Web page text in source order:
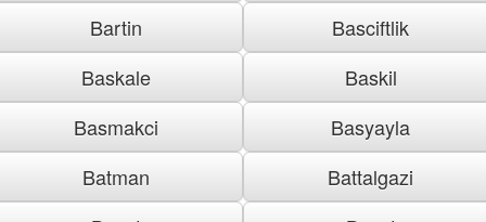
Bartin
Basciftlik
Baskale
Baskil
Basmakci
Basyayla
Batman
Battalgazi